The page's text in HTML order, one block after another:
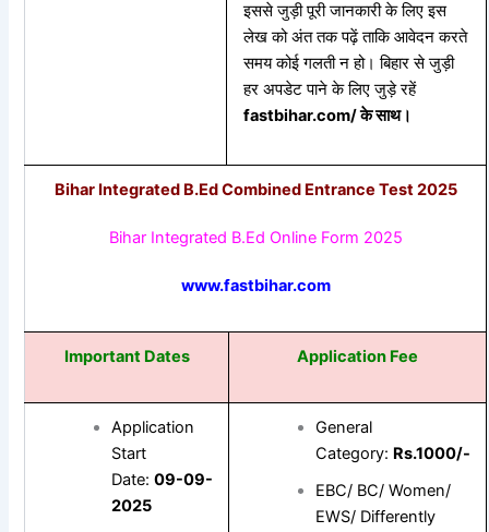
इससे जुड़ी पूरी जानकारी के लिए इस
लेख को अंत तक पढ़ें ताकि आवेदन करते
समय कोई गलती न हो। बिहार से जुड़ी
हर अपडेट पाने के लिए जुड़े रहें
fastbihar.com/केसाथ।
Bihar Integrated B.Ed Combined Entrance Test 2025
Bihar Integrated B.Ed Online Form 2025
www.fastbihar.com
Important Dates Application Fee
Application
Start
Date: 09-09-
2025
General
Category: Rs.1000/-
EBC/ BC/ Women/
EWS/ Differently